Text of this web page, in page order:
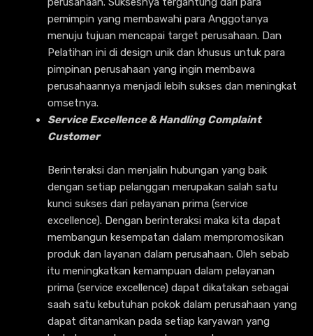
pemimpin yang membawahi para Anggotanya
menuju tujuan mencapai target perusahaan. Dan
Pelatihan ini di design unik dan khusus untuk para
pimpinan perusahaan yang ingin membawa
perusahaannya menjadi lebih sukses dan meningkat
omsetnya.
Service Excellence & Handling Complaint
Customer
Berinteraksi dan menjalin hubungan yang baik
dengan setiap pelanggan merupakan salah satu
kunci sukses dari pelayanan prima (service
excellence). Dengan berinteraksi maka kita dapat
membangun kesempatan dalam mempromosikan
produk dan layanan dalam perusahaan. Oleh sebab
itu meningkatkan kemampuan dalam pelayanan
prima (service excellence) dapat dikatakan sebagai
saah satu kebutuhan pokok dalam perusahaan yang
dapat ditanamkan pada setiap karyawan yang